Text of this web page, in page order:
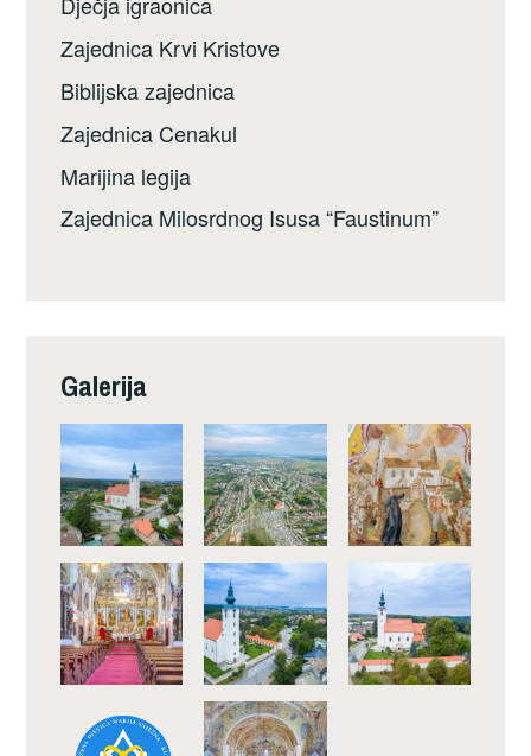
Zajednica Krvi Kristove
Biblijska zajednica
Zajednica Cenakul
Marijina legija
Zajednica Milosrdnog Isusa “Faustinum”
Galerija